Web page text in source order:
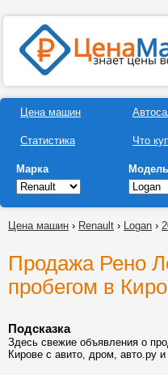
Цена машин
Статистика Что
Марка Модель
Цена машин › Renault › Logan ›
Продажа Рено
пробегом в
Подсказка
Здесь свежие объявления о
Кирове с авито, дром, авто.ру